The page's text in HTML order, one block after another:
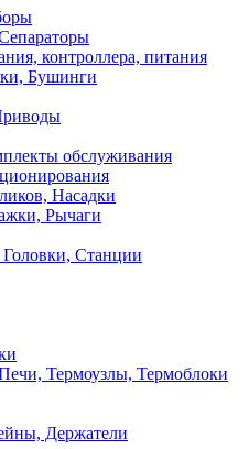
контроллера, питания
Бушинги
обслуживания
Насадки
Рычаги
Станции
Термоузлы, Термоблоки
Держатели